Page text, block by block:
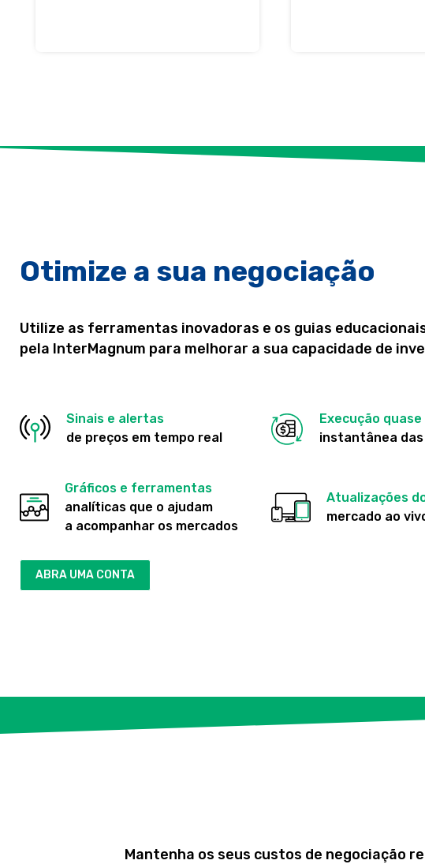
Otimize a sua negociação
Utilize as ferramentas inovadoras e os guias
pela InterMagnum para melhorar a sua capacidade de
Sinais e alertas
de preços em tempo real
Execução quase
instantânea
Gráficos e ferramentas
analíticas que o ajudam
a acompanhar os mercados
Atualizações
mercado ao
ABRA UMA CONTA
Mantenha os seus custos de negociação